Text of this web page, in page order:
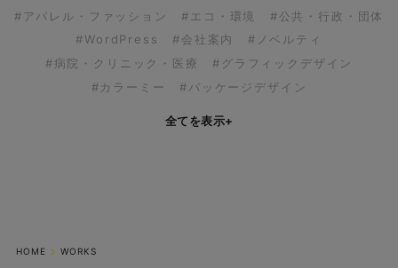
#アパレル・ファッション
#エコ・環境
#公共・行政・団体
#WordPress
#会社案内
#ノベルティ
#病院・クリニック・医療
#グラフィックデザイン
#カラーミー
#パッケージデザイン
全てを表示+
HOME WORKS